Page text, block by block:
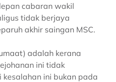
cabaran wakil
tidak berjaya
akhir saingan MSC.
adalah kerana
ini tidak
ini bukan pada